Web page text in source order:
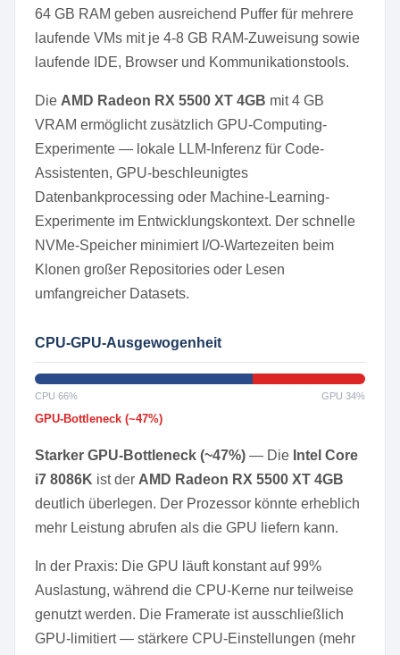
64 GB RAM geben ausreichend Puffer für mehrere
laufende VMs mit je 4-8 GB RAM-Zuweisung sowie
laufende IDE, Browser und Kommunikationstools.
Die AMD Radeon RX 5500 XT 4GB mit 4 GB
VRAM ermöglicht zusätzlich GPU-Computing-
Experimente — lokale LLM-Inferenz für Code-
Assistenten, GPU-beschleunigtes
Datenbankprocessing oder Machine-Learning-
Experimente im Entwicklungskontext. Der schnelle
NVMe-Speicher minimiert I/O-Wartezeiten beim
Klonen großer Repositories oder Lesen
umfangreicher Datasets.
CPU-GPU-Ausgewogenheit
CPU 66% GPU 34%
GPU-Bottleneck (~47%)
Starker GPU-Bottleneck (~47%) — Die Intel Core
i7 8086K ist der AMD Radeon RX 5500 XT 4GB
deutlich überlegen. Der Prozessor könnte erheblich
mehr Leistung abrufen als die GPU liefern kann.
In der Praxis: Die GPU läuft konstant auf 99%
Auslastung, während die CPU-Kerne nur teilweise
genutzt werden. Die Framerate ist ausschließlich
GPU-limitiert — stärkere CPU-Einstellungen (mehr